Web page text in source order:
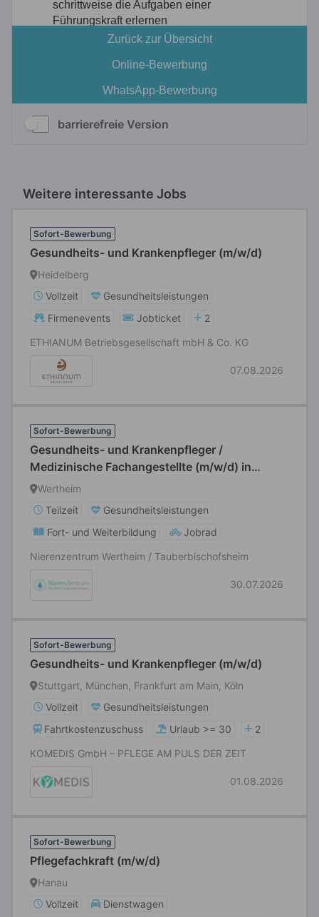
barrierefreie Version
Weitere interessante Jobs
Sofort-Bewerbung
Gesundheits- und Krankenpfleger (m/w/d)
Heidelberg
Vollzeit
Gesundheitsleistungen
Firmenevents
Jobticket
2
ETHIANUM Betriebsgesellschaft mbH & Co. KG
07.08.2026
Sofort-Bewerbung
Gesundheits- und Krankenpfleger /
Medizinische Fachangestellte (m/w/d) in
Teilzeit
Wertheim
Teilzeit
Gesundheitsleistungen
Fort- und Weiterbildung
Jobrad
Nierenzentrum Wertheim / Tauberbischofsheim
30.07.2026
Sofort-Bewerbung
Gesundheits- und Krankenpfleger (m/w/d)
Stuttgart, München, Frankfurt am Main, Köln
Vollzeit
Gesundheitsleistungen
Fahrtkostenzuschuss
Urlaub >= 30
2
KOMEDIS GmbH – PFLEGE AM PULS DER ZEIT
01.08.2026
Sofort-Bewerbung
Pflegefachkraft (m/w/d)
Hanau
Vollzeit
Dienstwagen